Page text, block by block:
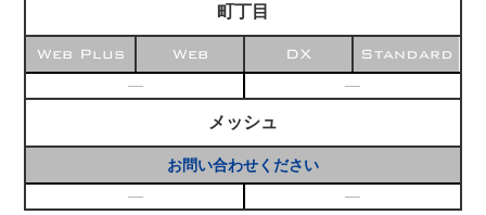
町丁目
Web Plus Web DX Standard
― ―
メッシュ
お問い合わせください
―
―